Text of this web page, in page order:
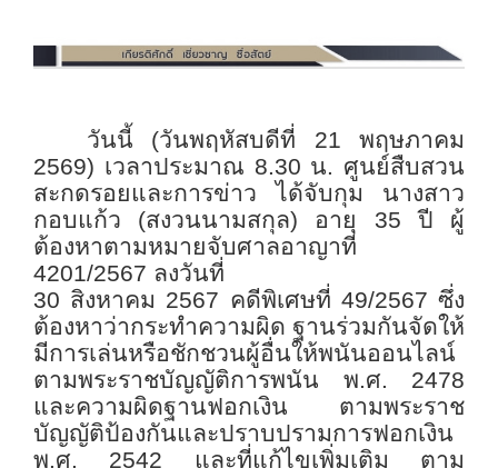
วันนี้ (วันพฤหัสบดีที่ 21 พฤษภาคม
2569) เวลาประมาณ 8.30 น. ศูนย์สืบสวน
สะกดรอยและการข่าว ได้จับกุม นางสาว
กอบแก้ว (สงวนนามสกุล) อายุ 35 ปี ผู้
ต้องหาตามหมายจับศาลอาญาที่
4201/2567 ลงวันที่
30 สิงหาคม 2567 คดีพิเศษที่ 49/2567 ซึ่ง
ต้องหาว่ากระทำความผิด ฐานร่วมกันจัดให้
มีการเล่นหรือชักชวนผู้อื่นให้พนันออนไลน์
ตามพระราชบัญญัติการพนัน พ.ศ. 2478
และความผิดฐานฟอกเงิน ตามพระราช
บัญญัติป้องกันและปราบปรามการฟอกเงิน
พ.ศ. 2542 และที่แก้ไขเพิ่มเติม ตาม